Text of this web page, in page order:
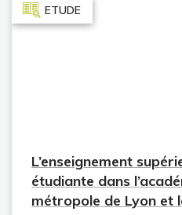
ETUDE
L’enseignement
étudiante dans
métropole de Lyon et